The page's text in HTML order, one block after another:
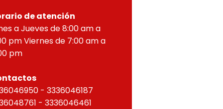
de atención
a Jueves de 8:00 am a
pm Viernes de 7:00 am a
pm
- 3336046187
- 3336046461